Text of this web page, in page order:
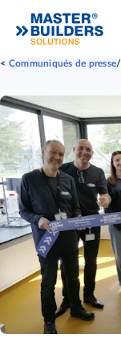
Communiqués de presse